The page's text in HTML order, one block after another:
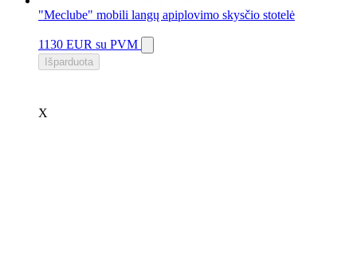
"Meclube" mobili langų apiplovimo skysčio stotelė
1130 EUR su PVM
Išparduota
X